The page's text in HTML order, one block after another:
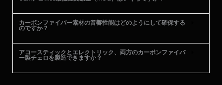
カーボンファイバー素材の音響性能はどのようにして確保する
のですか？
アコースティックとエレクトリック、両方のカーボンファイバ
ー製チェロを製造できますか？